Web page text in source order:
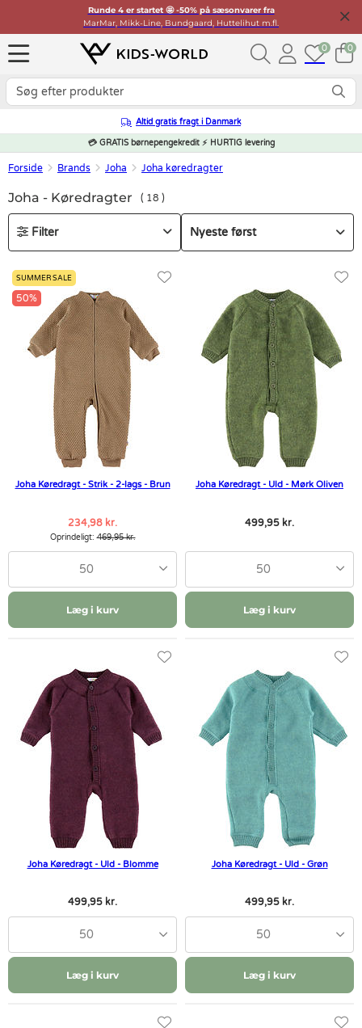
Runde 4 er startet 🤩 -50% på sæsonvarer fra
MarMar, Mikk-Line, Bundgaard, Huttelihut m.fl.
0 0
Altid gratis fragt i Danmark
💳 GRATIS børnepengekredit ⚡ HURTIG levering
Forside Brands Joha Joha køredragter
Joha - Køredragter 18
Filter
SUMMER SALE
50%
Joha Køredragt - Strik - 2-lags - Brun
234,98 kr.
Oprindeligt:469,95 kr.
50
Læg i kurv
Joha Køredragt - Uld - Mørk Oliven
499,95 kr.
50
Læg i kurv
Joha Køredragt - Uld - Blomme
499,95 kr.
50
Læg i kurv
Joha Køredragt - Uld - Grøn
499,95 kr.
50
Læg i kurv